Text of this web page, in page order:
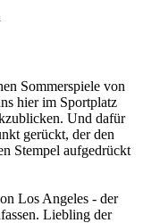
Sommerspiele von
hier im Sportplatz
Und dafür
gerückt, der den
Stempel aufgedrückt
Los Angeles - der
Liebling der